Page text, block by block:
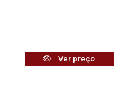
Ver preço